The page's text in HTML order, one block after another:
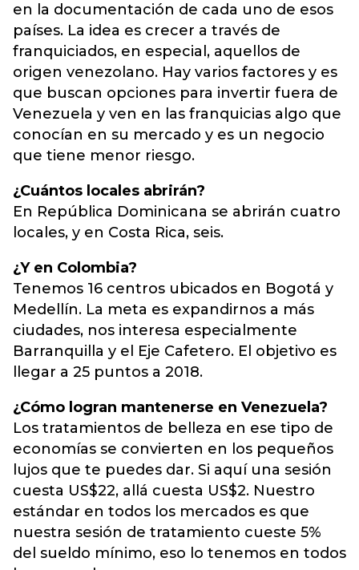
en la documentación de cada uno de esos
países. La idea es crecer a través de
franquiciados, en especial, aquellos de
origen venezolano. Hay varios factores y es
que buscan opciones para invertir fuera de
Venezuela y ven en las franquicias algo que
conocían en su mercado y es un negocio
que tiene menor riesgo.
¿Cuántos locales abrirán?
En República Dominicana se abrirán cuatro
locales, y en Costa Rica, seis.
¿Y en Colombia?
Tenemos 16 centros ubicados en Bogotá y
Medellín. La meta es expandirnos a más
ciudades, nos interesa especialmente
Barranquilla y el Eje Cafetero. El objetivo es
llegar a 25 puntos a 2018.
¿Cómo logran mantenerse en Venezuela?
Los tratamientos de belleza en ese tipo de
economías se convierten en los pequeños
lujos que te puedes dar. Si aquí una sesión
cuesta US$22, allá cuesta US$2. Nuestro
estándar en todos los mercados es que
nuestra sesión de tratamiento cueste 5%
del sueldo mínimo, eso lo tenemos en todos